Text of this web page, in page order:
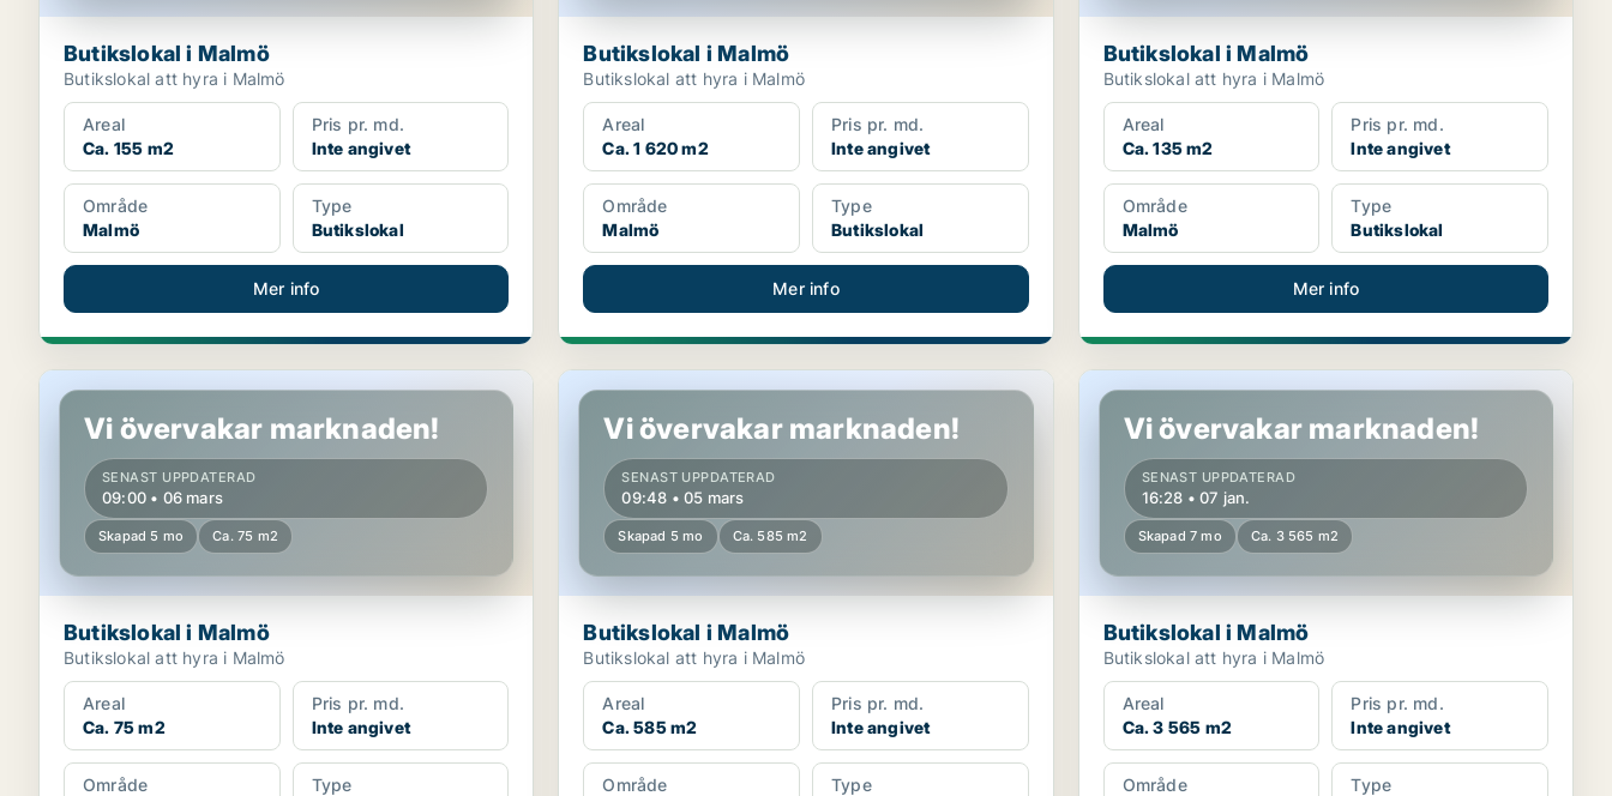
Butikslokal i Malmö
Butikslokal att hyra i Malmö
Areal
Ca. 155 m2
Pris pr. md.
Inte angivet
Område
Malmö
Type
Butikslokal
Mer info
Butikslokal i Malmö
Butikslokal att hyra i Malmö
Areal
Ca. 1 620 m2
Pris pr. md.
Inte angivet
Område
Malmö
Type
Butikslokal
Mer info
Butikslokal i Malmö
Butikslokal att hyra i Malmö
Areal
Ca. 135 m2
Pris pr. md.
Inte angivet
Område
Malmö
Type
Butikslokal
Mer info
Butikslokal i Malmö
Vi övervakar marknaden!
SENAST UPPDATERAD
09:00 • 06 mars
Skapad 5 mo Ca. 75 m2
Butikslokal i Malmö
Butikslokal att hyra i Malmö
Areal
Ca. 75 m2
Pris pr. md.
Inte angivet
Område
Type
Butikslokal i Malmö
Vi övervakar marknaden!
SENAST UPPDATERAD
09:48 • 05 mars
Skapad 5 mo Ca. 585 m2
Butikslokal i Malmö
Butikslokal att hyra i Malmö
Areal
Ca. 585 m2
Pris pr. md.
Inte angivet
Område
Type
Butikslokal i Malmö
Vi övervakar marknaden!
SENAST UPPDATERAD
16:28 • 07 jan.
Skapad 7 mo Ca. 3 565 m2
Butikslokal i Malmö
Butikslokal att hyra i Malmö
Areal
Ca. 3 565 m2
Pris pr. md.
Inte angivet
Område
Type